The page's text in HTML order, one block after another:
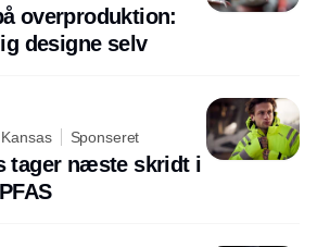
overproduktion:
designe selv
Sponseret
tager næste skridt i